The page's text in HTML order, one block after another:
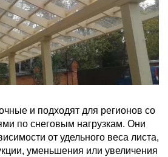
и подходят для регионов со
по снеговым нагрузкам. Они
от удельного веса листа,
уменьшения или увеличения